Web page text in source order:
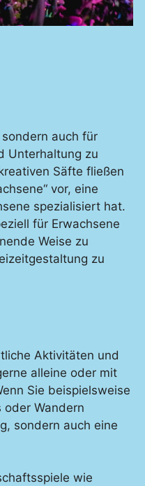
auch für
Unterhaltung zu
Säfte fließen
vor, eine
spezialisiert hat.
für Erwachsene
Weise zu
zu
Aktivitäten und
alleine oder mit
Sie beispielsweise
oder Wandern
sondern auch eine
wie